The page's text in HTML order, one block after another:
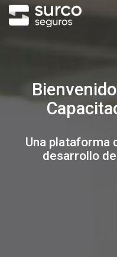
Skip to navigation
Skip to login form
Salta al contenido principal
Skip to accessibility options
Skip to footer
Skip accessibility options
Una plataforma
desarrollo